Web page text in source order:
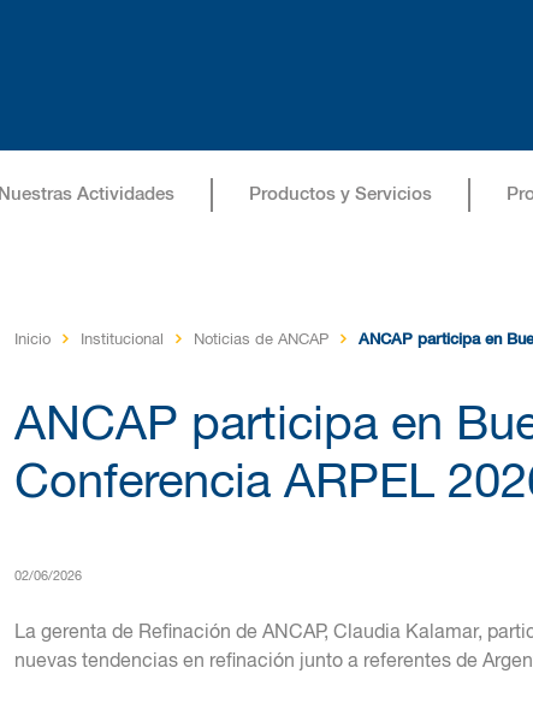
Nuestras Actividades Productos y Servicios
Inicio Institucional Noticias de ANCAP ANCAP participa en
ANCAP participa en
Conferencia ARPEL
02/06/2026
La gerenta de Refinación de ANCAP, Claudia Kalamar,
nuevas tendencias en refinación junto a referentes de